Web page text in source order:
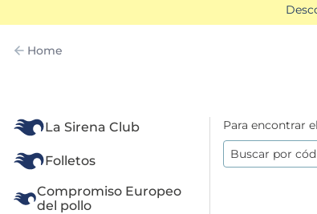
Home
La Sirena Club
Folletos
Compromiso Europeo
del pollo
Para encontrar